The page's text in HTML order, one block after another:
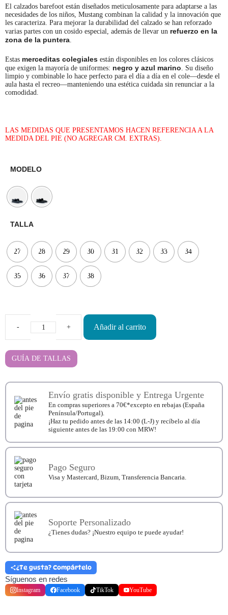
El calzados barefoot están diseñados meticulosamente para adaptarse a las
necesidades de los niños, Mustang combinan la calidad y la innovación que
les caracteriza. Para mejorar la durabilidad del calzado se han reforzado
varias partes con un cosido especial, además de llevar un refuerzo en la
zona de la puntera.
Estas merceditas colegiales están disponibles en los colores clásicos
que exigen la mayoría de uniformes: negro y azul marino. Su diseño
limpio y combinable lo hace perfecto para el día a día en el cole—desde el
aula hasta el recreo—manteniendo una estética cuidada sin renunciar a la
comodidad.
LAS MEDIDAS QUE PRESENTAMOS HACEN REFERENCIA A LA
MEDIDA DEL PIE (NO AGREGAR CM. EXTRAS).
MODELO
TALLA
27 28 29 30 31 32 33 34
35 36 37 38
Merceditas
Colegiales
Añadir al carrito
GUÍA DE TALLAS
Envío gratis disponible y Entrega Urgente
En compras superiores a 70€*excepto en rebajas (España
Península/Portugal).
¡Haz tu pedido antes de las 14:00 (L-J) y recíbelo al día
siguiente antes de las 19:00 con MRW!
Pago Seguro
Visa y Mastercard, Bizum, Transferencia Bancaria.
Soporte Personalizado
¿Tienes dudas? ¡Nuestro equipo te puede ayudar!
¿Te gusta? Compártelo
Síguenos en redes
Instagram Facebook TikTok YouTube